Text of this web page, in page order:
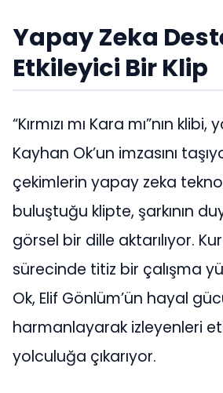
Yapay Zeka
Etkileyici Bir Klip
“Kırmızı mı Kara mı”nın
Kayhan Ok’un imzasını
çekimlerin yapay zeka
buluştuğu klipte, şarkının
görsel bir dille aktarılıyor.
sürecinde titiz bir çalışma
Ok, Elif Gönlüm’ün hayal
harmanlayarak izleyenleri
yolculuğa çıkarıyor.